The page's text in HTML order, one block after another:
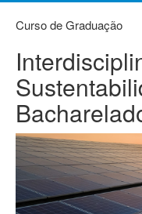
Curso de Graduação